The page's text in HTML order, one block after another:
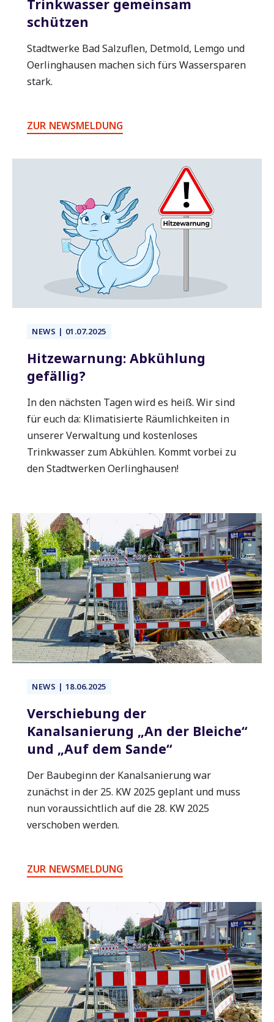
Trinkwasser gemeinsam
schützen
Stadtwerke Bad Salzuflen, Detmold, Lemgo und
Oerlinghausen machen sich fürs Wassersparen
stark.
ZUR NEWSMELDUNG
NEWS | 01.07.2025
Hitzewarnung: Abkühlung
gefällig?
In den nächsten Tagen wird es heiß. Wir sind
für euch da: Klimatisierte Räumlichkeiten in
unserer Verwaltung und kostenloses
Trinkwasser zum Abkühlen. Kommt vorbei zu
den Stadtwerken Oerlinghausen!
NEWS | 18.06.2025
Verschiebung der
Kanalsanierung „An der Bleiche“
und „Auf dem Sande“
Der Baubeginn der Kanalsanierung war
zunächst in der 25. KW 2025 geplant und muss
nun voraussichtlich auf die 28. KW 2025
verschoben werden.
ZUR NEWSMELDUNG